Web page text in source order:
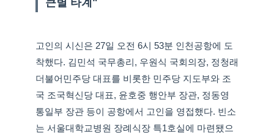
고인의 시신은 27일 오전 6시 53분 인천공항에 도
착했다. 김민석 국무총리, 우원식 국회의장, 정청래
더불어민주당 대표를 비롯한 민주당 지도부와 조
국 조국혁신당 대표, 윤호중 행안부 장관, 정동영
통일부 장관 등이 공항에서 고인을 영접했다. 빈소
는 서울대학교병원 장례식장 특1호실에 마련됐으